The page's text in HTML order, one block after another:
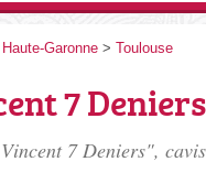
Haute-Garonne > Toulouse
7 Deniers
7 Deniers",